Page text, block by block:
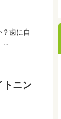
歯に自
…
トニン